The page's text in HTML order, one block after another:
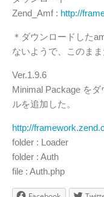
Zend_Amf : http://
＊ダウンロードした
ないようで、このま
Ver.1.9.6
Minimal Package を
ルを追加した。
http://
folder : Loader
folder : Auth
file : Auth.php